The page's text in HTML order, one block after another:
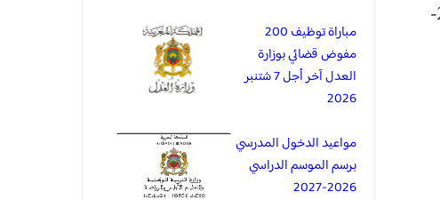
مباراة توظيف 200
مفوض قضائي بوزارة
العدل آخر أجل 7 شتنبر
2026
مواعيد الدخول المدرسي
برسم الموسم الدراسي
2026-2027